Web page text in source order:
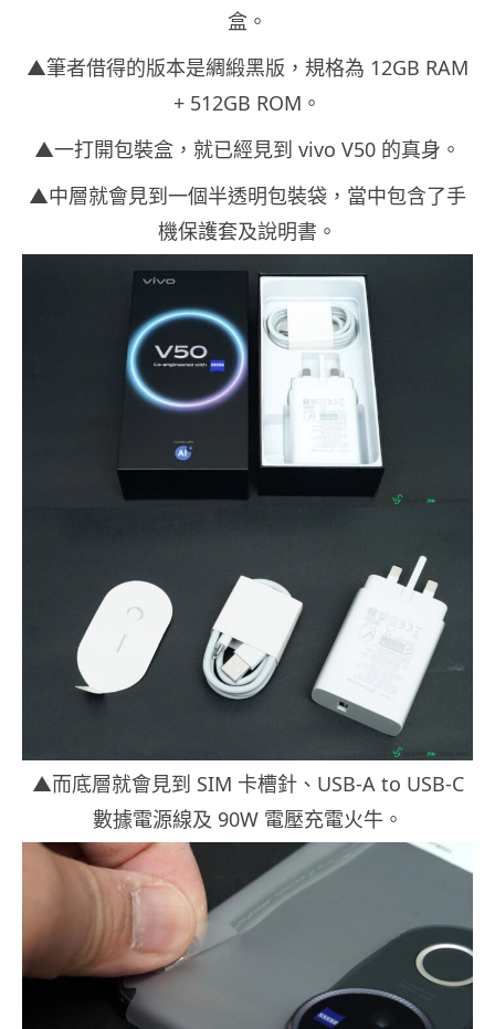
盒。
▲筆者借得的版本是綢緞黑版，規格為 12GB RAM
+ 512GB ROM。
▲一打開包裝盒，就已經見到 vivo V50 的真身。
▲中層就會見到一個半透明包裝袋，當中包含了手
機保護套及說明書。
▲而底層就會見到 SIM 卡槽針、USB-A to USB-C
數據電源線及 90W 電壓充電火牛。